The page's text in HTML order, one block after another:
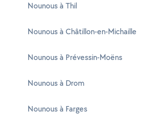
Nounous à Thil
Nounous à Châtillon-en-Michaille
Nounous à Prévessin-Moëns
Nounous à Drom
Nounous à Farges